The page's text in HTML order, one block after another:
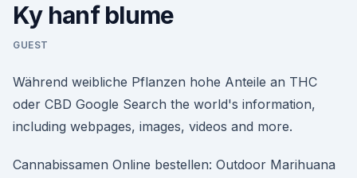
Ky hanf blume
GUEST
Während weibliche Pflanzen hohe Anteile an THC
oder CBD Google Search the world's information,
including webpages, images, videos and more.
Cannabissamen Online bestellen: Outdoor Marihuana